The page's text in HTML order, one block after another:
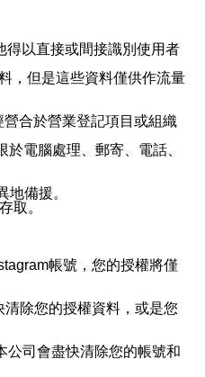
得以直接或間接識別使用者
，但是這些資料僅供作流量
合於營業登記項目或組織
電腦處理、郵寄、電話、
地備援。
取。
帳號，您的授權將僅
除您的授權資料，或是您
公司會盡快清除您的帳號和